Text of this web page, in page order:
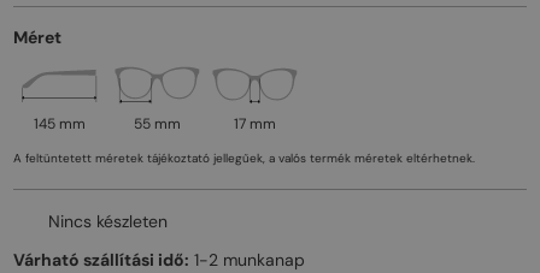
Méret
145 mm 55 mm 17 mm
A feltüntetett méretek tájékoztató jellegűek, a valós termék méretek eltérhetnek.
Nincs készleten
Várható szállítási idő: 1-2 munkanap